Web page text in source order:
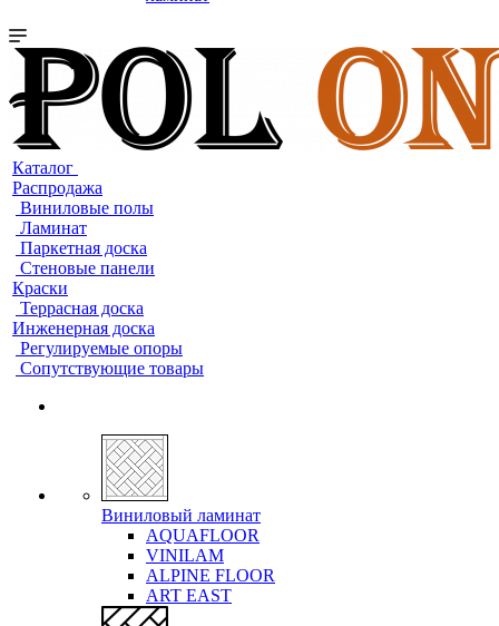
Каталог
Распродажа
Виниловые полы
Ламинат
Паркетная доска
Стеновые панели
Краски
Террасная доска
Инженерная доска
Регулируемые опоры
Сопутствующие товары
Виниловый ламинат
AQUAFLOOR
VINILAM
ALPINE FLOOR
ART EAST